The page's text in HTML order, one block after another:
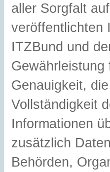
aller Sorgfalt
veröffentlichten
ITZBund und
Genauigkeit,
Vollständigkeit
Informationen
zusätzlich
Behörden,